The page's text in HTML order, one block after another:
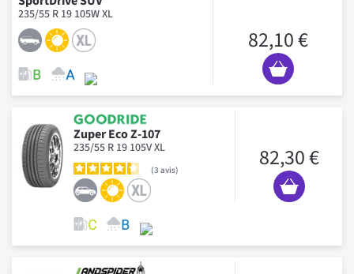
235/55 R 19 105W XL
82,10 €
Zuper Eco Z-107
235/55 R 19 105V XL
3 avis 82,30 €